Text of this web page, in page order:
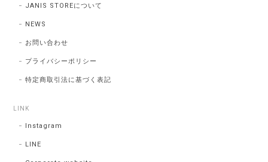
JANIS STOREについて
NEWS
お問い合わせ
プライバシーポリシー
特定商取引法に基づく表記
LINK
Instagram
LINE